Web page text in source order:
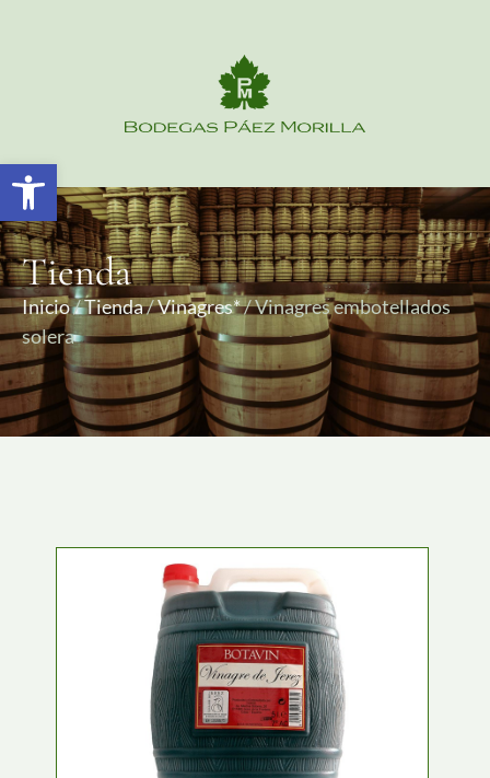
Abrir barra de herramientas
Tienda
Inicio/Tienda/Vinagres*/ Vinagres embotellados
solera